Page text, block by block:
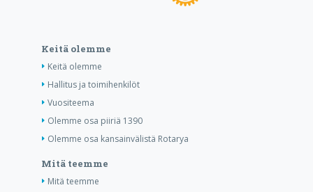
Keitä olemme
Keitä olemme
Hallitus ja toimihenkilöt
Vuositeema
Olemme osa piiriä 1390
Olemme osa kansainvälistä Rotarya
Mitä teemme
Mitä teemme